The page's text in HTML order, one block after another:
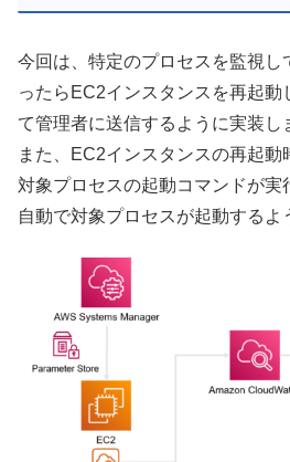
今回は、特定のプロセスを監視し
ったらEC2インスタンスを再起動
て管理者に送信するように実装し
また、EC2インスタンスの再起動
対象プロセスの起動コマンドが実
自動で対象プロセスが起動するよ